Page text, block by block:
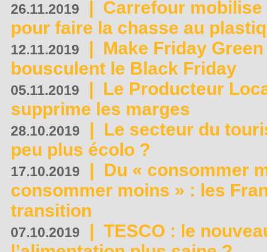
26.11.2019 | Carrefour
pour faire la chasse au
12.11.2019 | Make Friday
bousculent le Black Friday
05.11.2019 | Le Producteur
supprime les marges
28.10.2019 | Le secteur du
peu plus écolo ?
17.10.2019 | Du « consommer
consommer moins » : les
transition
07.10.2019 | TESCO : le